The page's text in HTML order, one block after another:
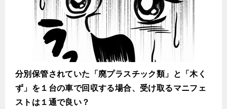
分別保管されていた「廃プラスチック類」と「木く
ず」を１台の車で回収する場合、受け取るマニフェ
ストは１通で良い？